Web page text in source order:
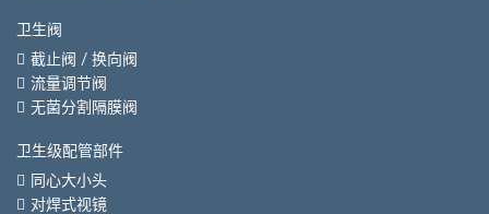
卫生阀
截止阀 / 换向阀
流量调节阀
无菌分割隔膜阀
卫生级配管部件
同心大小头
对焊式视镜